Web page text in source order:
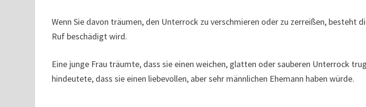
Wenn Sie davon träumen, den Unterrock zu verschmieren oder zu zerreißen, besteht
Ruf beschädigt wird.
Eine junge Frau träumte, dass sie einen weichen, glatten oder sauberen Unterrock
hindeutete, dass sie einen liebevollen, aber sehr männlichen Ehemann haben würde.